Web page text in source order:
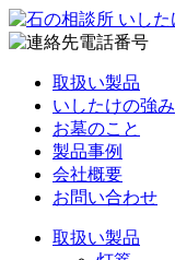
取扱い製品
いしたけの強み
お墓のこと
製品事例
会社概要
お問い合わせ
取扱い製品